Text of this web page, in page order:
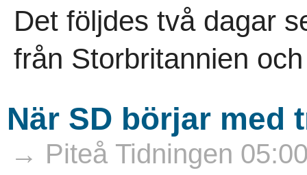
Det följdes två dagar
från Storbritannien
När SD börjar med
→ Piteå Tidningen